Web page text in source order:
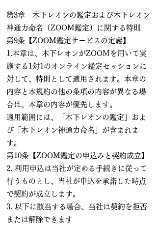
第3章 木下レオンの鑑定および木下レオン
神通力命名（ZOOM鑑定）に関する特則
第9条【ZOOM鑑定サービスの定義】
1.本章は、木下レオンがZOOMを用いて実
施する1対1のオンライン鑑定セッションに
対して、特則として適用されます。本章の
内容と本規約の他の条項の内容が異なる場
合は、本章の内容が優先します。
適用範囲には、「木下レオンの鑑定」およ
び「木下レオン神通力命名」が含まれま
す。
第10条【ZOOM鑑定の申込みと契約成立】
2. 利用申込は当社が定める手続きに従って
行うものとし、当社が申込を承諾した時点
で契約が成立します。
3. 以下に該当する場合、当社は契約を拒否
または解除できます